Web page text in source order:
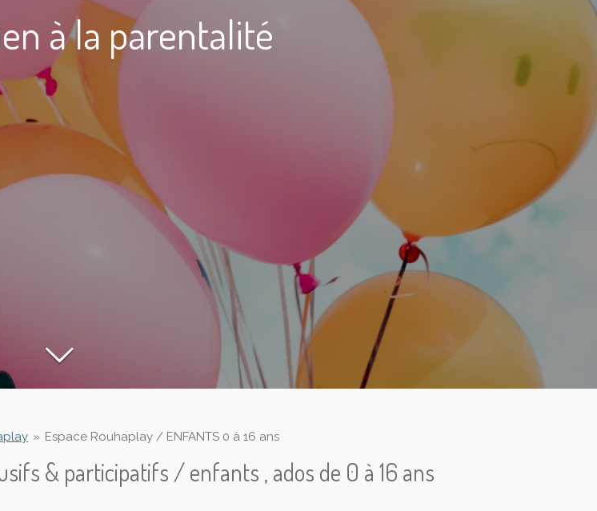
à la parentalité
» Espace Rouhaplay / ENFANTS 0 à 16 ans
& participatifs / enfants , ados de 0 à 16 ans